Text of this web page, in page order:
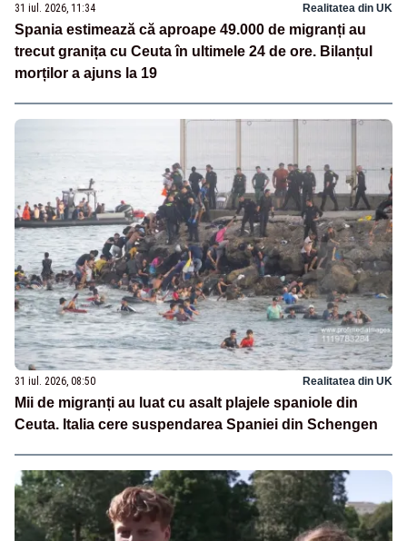
31 iul. 2026, 11:34 Realitatea din UK
Spania estimează că aproape 49.000 de migranți au
trecut granița cu Ceuta în ultimele 24 de ore. Bilanțul
morților a ajuns la 19
31 iul. 2026, 08:50 Realitatea din UK
Mii de migranți au luat cu asalt plajele spaniole din
Ceuta. Italia cere suspendarea Spaniei din Schengen